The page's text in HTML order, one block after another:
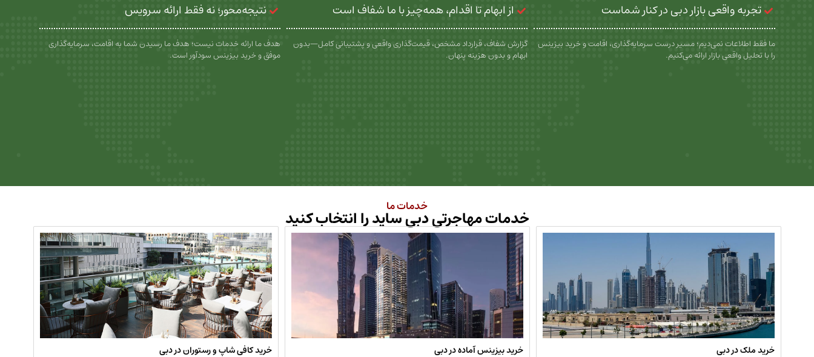
تجربه واقعی بازار دبی در کنار شماست
ما فقط اطلاعات نمی‌دیم؛ مسیر درست سرمایه‌گذاری، اقامت و خرید بیزینس
را با تحلیل واقعی بازار ارائه می‌کنیم.
از ابهام تا اقدام، همه‌چیز با ما شفاف است
گزارش شفاف، قرارداد مشخص، قیمت‌گذاری واقعی و پشتیبانی کامل—بدون
ابهام و بدون هزینه پنهان.
نتیجه‌محور؛ نه فقط ارائه سرویس
هدف ما ارائه خدمات نیست؛ هدف ما رسیدن شما به اقامت، سرمایه‌گذاری
موفق و خرید بیزینس سودآور است.
خدمات ما
خدمات مهاجرتی دبی ساید را انتخاب کنید
خرید ملک در دبی خرید بیزینس آماده در دبی خرید کافی‌ شاپ و رستوران در دبی